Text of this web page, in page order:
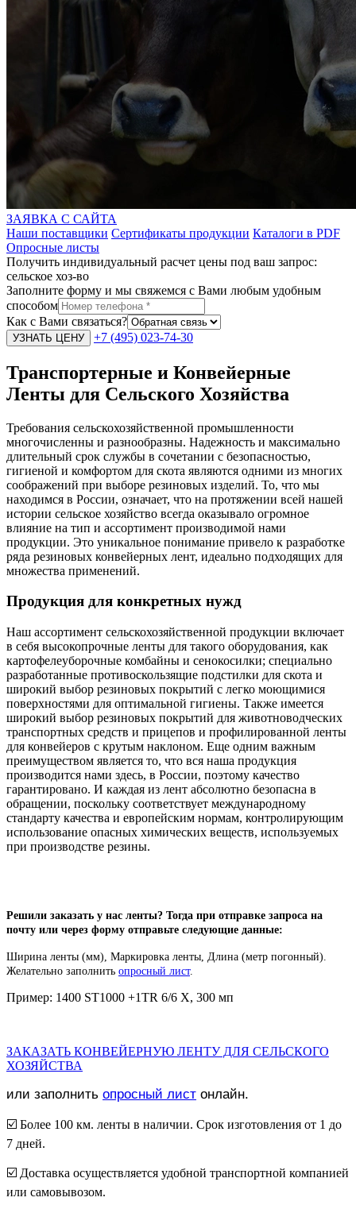
ЗАЯВКА С САЙТА
Наши поставщики Сертификаты продукции Каталоги в PDF
Опросные листы
Получить индивидуальный расчет цены под ваш запрос:
сельское хоз-во
Заполните форму и мы свяжемся с Вами любым удобным
способом
Как с Вами связаться?
+7 (495) 023-74-30
Транспортерные и Конвейерные
Ленты для Сельского Хозяйства
Требования сельскохозяйственной промышленности
многочисленны и разнообразны. Надежность и максимально
длительный срок службы в сочетании с безопасностью,
гигиеной и комфортом для скота являются одними из многих
соображений при выборе резиновых изделий. То, что мы
находимся в России, означает, что на протяжении всей нашей
истории сельское хозяйство всегда оказывало огромное
влияние на тип и ассортимент производимой нами
продукции. Это уникальное понимание привело к разработке
ряда резиновых конвейерных лент, идеально подходящих для
множества применений.
Продукция для конкретных нужд
Наш ассортимент сельскохозяйственной продукции включает
в себя высокопрочные ленты для такого оборудования, как
картофелеуборочные комбайны и сенокосилки; специально
разработанные противоскользящие подстилки для скота и
широкий выбор резиновых покрытий с легко моющимися
поверхностями для оптимальной гигиены. Также имеется
широкий выбор резиновых покрытий для животноводческих
транспортных средств и прицепов и профилированной ленты
для конвейеров с крутым наклоном. Еще одним важным
преимуществом является то, что вся наша продукция
производится нами здесь, в России, поэтому качество
гарантировано. И каждая из лент абсолютно безопасна в
обращении, поскольку соответствует международному
стандарту качества и европейским нормам, контролирующим
использование опасных химических веществ, используемых
при производстве резины.
Решили заказать у нас ленты? Тогда при отправке запроса на
почту или через форму отправьте следующие данные:
Ширина ленты (мм), Маркировка ленты, Длина (метр погонный).
Желательно заполнить опросный лист.
Пример: 1400 ST1000 +1TR 6/6 X, 300 мп
ЗАКАЗАТЬ КОНВЕЙЕРНУЮ ЛЕНТУ ДЛЯ СЕЛЬСКОГО
ХОЗЯЙСТВА
или заполнить опросный лист онлайн.
☑️ Более 100 км. ленты в наличии. Срок изготовления от 1 до
7 дней.
☑️ Доставка осуществляется удобной транспортной компанией
или самовывозом.